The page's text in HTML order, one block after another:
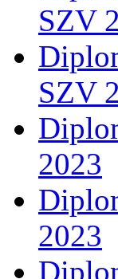
SZV
SZV
2023
2023